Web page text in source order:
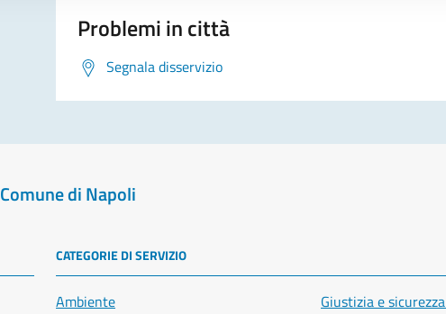
Problemi in città
Segnala disservizio
Comune di Napoli
CATEGORIE DI SERVIZIO
Ambiente
Giustizia e